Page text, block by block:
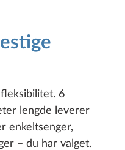
6
lengde leverer
enkeltsenger,
– du har valget.